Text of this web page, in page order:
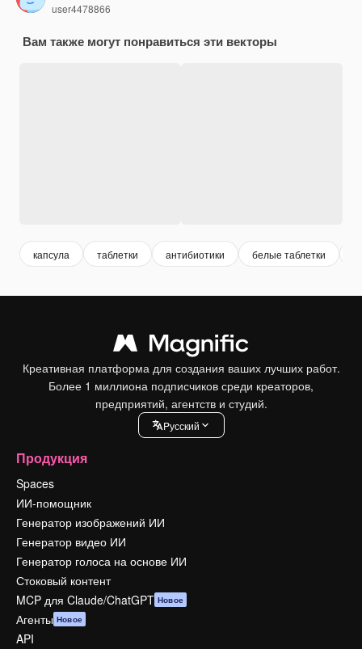
user4478866
Вам также могут понравиться эти векторы
капсула таблетки антибиотики белые таблетки
Креативная платформа для создания ваших лучших работ.
Более 1 миллиона подписчиков среди креаторов,
предприятий, агентств и студий.
Pусский
Продукция
Spaces
ИИ-помощник
Генератор изображений ИИ
Генератор видео ИИ
Генератор голоса на основе ИИ
Стоковый контент
MCP для Claude/ChatGPT Новое
Агенты Новое
API